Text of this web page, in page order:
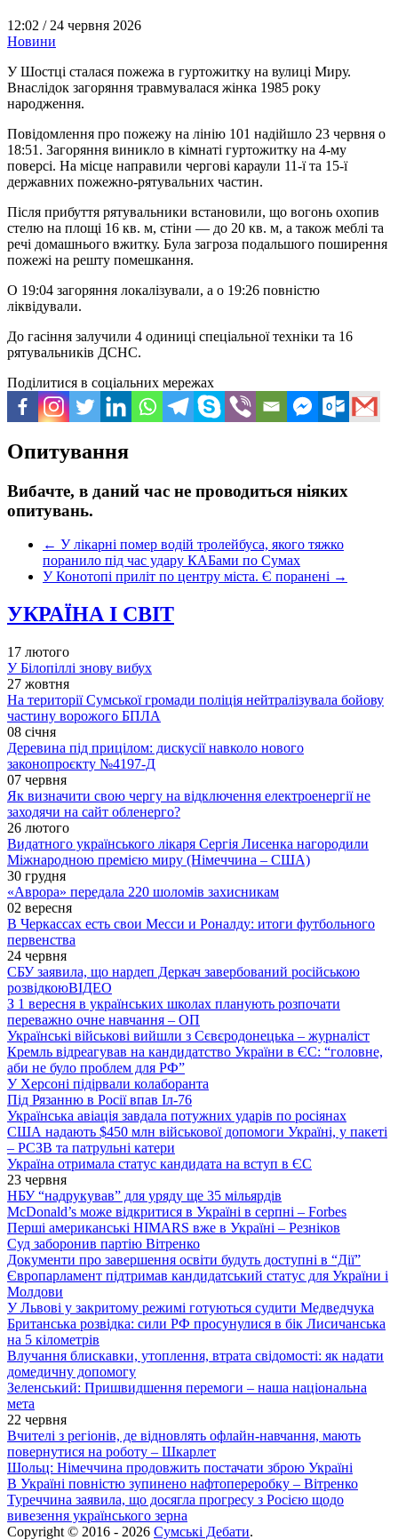
12:02 / 24 червня 2026
Новини
У Шостці сталася пожежа в гуртожитку на вулиці Миру.
Внаслідок загоряння травмувалася жінка 1985 року
народження.
Повідомлення про пожежу на лінію 101 надійшло 23 червня о
18:51. Загоряння виникло в кімнаті гуртожитку на 4-му
поверсі. На місце направили чергові караули 11-ї та 15-ї
державних пожежно-рятувальних частин.
Після прибуття рятувальники встановили, що вогонь охопив
стелю на площі 16 кв. м, стіни — до 20 кв. м, а також меблі та
речі домашнього вжитку. Була загроза подальшого поширення
пожежі на решту помешкання.
О 19:04 загоряння локалізували, а о 19:26 повністю
ліквідували.
До гасіння залучили 4 одиниці спеціальної техніки та 16
рятувальників ДСНС.
Поділитися в соціальних мережах
Опитування
Вибачте, в даний час не проводиться ніяких
опитувань.
← У лікарні помер водій тролейбуса, якого тяжко
поранило під час удару КАБами по Сумах
У Конотопі приліт по центру міста. Є поранені →
УКРАЇНА І СВІТ
17 лютого
У Білопіллі знову вибух
27 жовтня
На території Сумської громади поліція нейтралізувала бойову
частину ворожого БПЛА
08 січня
Деревина під прицілом: дискусії навколо нового
законопроєкту №4197-Д
07 червня
Як визначити свою чергу на відключення електроенергії не
заходячи на сайт обленерго?
26 лютого
Видатного українського лікаря Сергія Лисенка нагородили
Міжнародною премією миру (Німеччина – США)
30 грудня
«Аврора» передала 220 шоломів захисникам
02 вересня
В Черкассах есть свои Месси и Роналду: итоги футбольного
первенства
24 червня
СБУ заявила, що нардеп Деркач завербований російською
розвідкоюВІДЕО
З 1 вересня в українських школах планують розпочати
переважно очне навчання – ОП
Українські військові вийшли з Сєвєродонецька – журналіст
Кремль відреагував на кандидатство України в ЄС: “головне,
аби не було проблем для РФ”
У Херсоні підірвали колаборанта
Під Рязанню в Росії впав Іл-76
Українська авіація завдала потужних ударів по росіянах
США надають $450 млн військової допомоги Україні, у пакеті
– РСЗВ та патрульні катери
Україна отримала статус кандидата на вступ в ЄС
23 червня
НБУ “надрукував” для уряду ще 35 мільярдів
McDonald’s може відкритися в Україні в серпні – Forbes
Перші американські HIMARS вже в Україні – Резніков
Суд заборонив партію Вітренко
Документи про завершення освіти будуть доступні в “Дії”
Європарламент підтримав кандидатський статус для України і
Молдови
У Львові у закритому режимі готуються судити Медведчука
Британська розвідка: сили РФ просунулися в бік Лисичанська
на 5 кілометрів
Влучання блискавки, утоплення, втрата свідомості: як надати
домедичну допомогу
Зеленський: Пришвидшення перемоги – наша національна
мета
22 червня
Вчителі з регіонів, де відновлять офлайн-навчання, мають
повернутися на роботу – Шкарлет
Шольц: Німеччина продовжить постачати зброю Україні
В Україні повністю зупинено нафтопереробку – Вітренко
Туреччина заявила, що досягла прогресу з Росією щодо
вивезення українського зерна
Copyright © 2016 - 2026 Сумські Дебати.